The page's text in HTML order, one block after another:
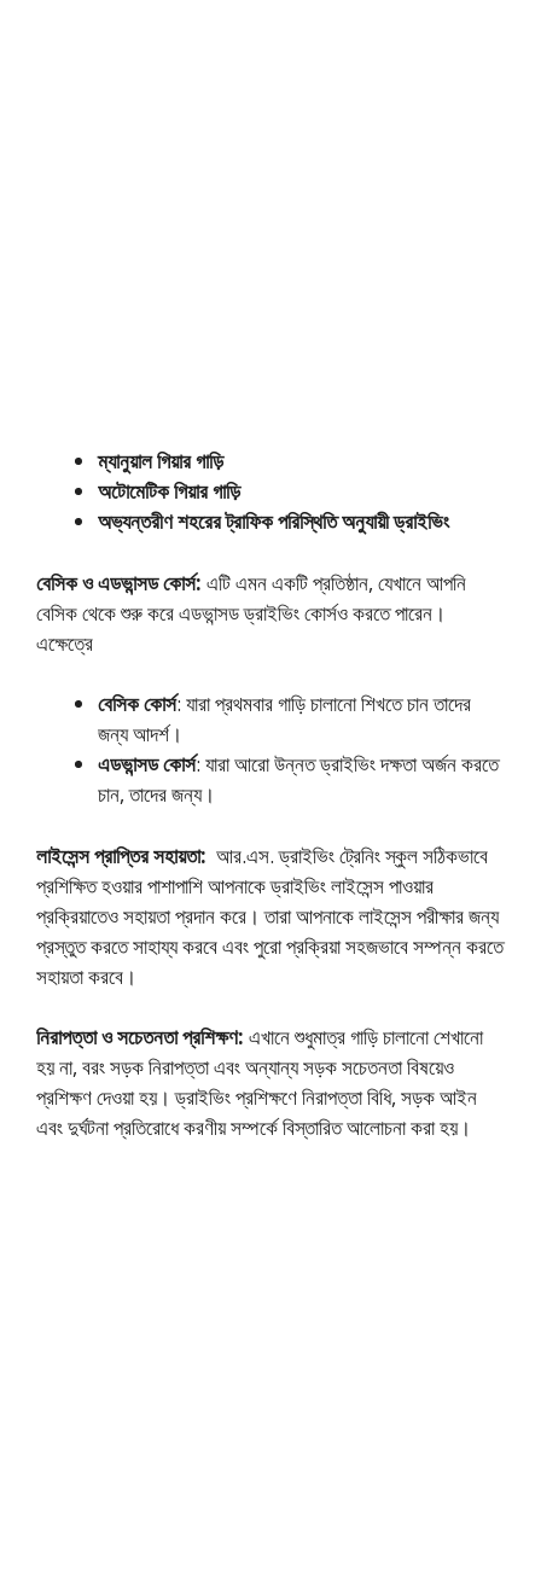
ম্যানুয়াল গিয়ার গাড়ি
অটোমেটিক গিয়ার গাড়ি
অভ্যন্তরীণ শহরের ট্রাফিক পরিস্থিতি অনুযায়ী ড্রাইভিং
বেসিক ও এডভান্সড কোর্স: এটি এমন একটি প্রতিষ্ঠান, যেখানে আপনি
বেসিক থেকে শুরু করে এডভান্সড ড্রাইভিং কোর্সও করতে পারেন।
এক্ষেত্রে
বেসিক কোর্স: যারা প্রথমবার গাড়ি চালানো শিখতে চান তাদের
জন্য আদর্শ।
এডভান্সড কোর্স: যারা আরো উন্নত ড্রাইভিং দক্ষতা অর্জন করতে
চান, তাদের জন্য।
লাইসেন্স প্রাপ্তির সহায়তা: আর.এস. ড্রাইভিং ট্রেনিং স্কুল সঠিকভাবে
প্রশিক্ষিত হওয়ার পাশাপাশি আপনাকে ড্রাইভিং লাইসেন্স পাওয়ার
প্রক্রিয়াতেও সহায়তা প্রদান করে। তারা আপনাকে লাইসেন্স পরীক্ষার জন্য
প্রস্তুত করতে সাহায্য করবে এবং পুরো প্রক্রিয়া সহজভাবে সম্পন্ন করতে
সহায়তা করবে।
নিরাপত্তা ও সচেতনতা প্রশিক্ষণ: এখানে শুধুমাত্র গাড়ি চালানো শেখানো
হয় না, বরং সড়ক নিরাপত্তা এবং অন্যান্য সড়ক সচেতনতা বিষয়েও
প্রশিক্ষণ দেওয়া হয়। ড্রাইভিং প্রশিক্ষণে নিরাপত্তা বিধি, সড়ক আইন
এবং দুর্ঘটনা প্রতিরোধে করণীয় সম্পর্কে বিস্তারিত আলোচনা করা হয়।